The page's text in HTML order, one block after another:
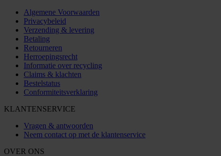
Algemene Voorwaarden
Privacybeleid
Verzending & levering
Betaling
Retourneren
Herroepingsrecht
Informatie over recycling
Claims & klachten
Bestelstatus
Conformiteitsverklaring
KLANTENSERVICE
Vragen & antwoorden
Neem contact op met de klantenservice
OVER ONS